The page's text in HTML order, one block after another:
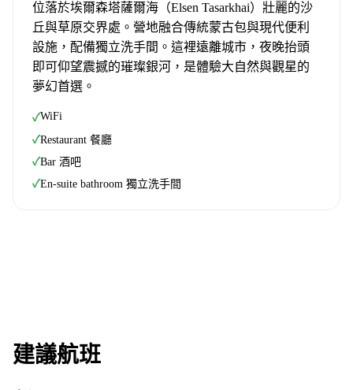
位落於埃爾森塔薩爾海（Elsen Tasarkhai）壯麗的沙
丘與草原交界處。營地融合傳統蒙古包與現代便利
設施，配備獨立洗手間。這裡遠離城市，夜晚抬頭
即可仰望震撼的璀璨銀河，是體驗大自然與觀星的
夢幻首選。
✓WiFi
✓Restaurant 餐廳
✓Bar 酒吧
✓En-suite bathroom 獨立洗手間
建議航班